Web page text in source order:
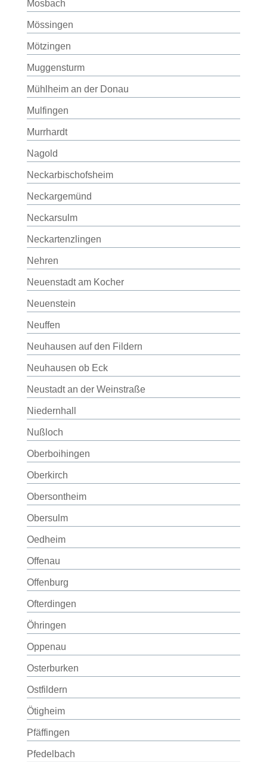
Mosbach
Mössingen
Mötzingen
Muggensturm
Mühlheim an der Donau
Mulfingen
Murrhardt
Nagold
Neckarbischofsheim
Neckargemünd
Neckarsulm
Neckartenzlingen
Nehren
Neuenstadt am Kocher
Neuenstein
Neuffen
Neuhausen auf den Fildern
Neuhausen ob Eck
Neustadt an der Weinstraße
Niedernhall
Nußloch
Oberboihingen
Oberkirch
Obersontheim
Obersulm
Oedheim
Offenau
Offenburg
Ofterdingen
Öhringen
Oppenau
Osterburken
Ostfildern
Ötigheim
Pfäffingen
Pfedelbach